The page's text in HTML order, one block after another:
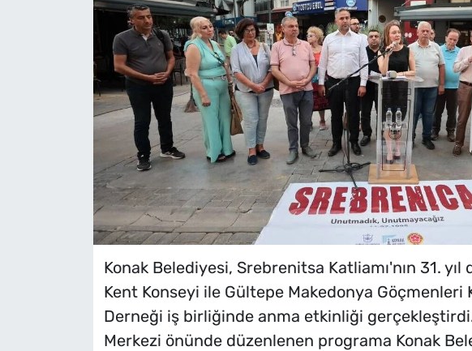
Konak Belediyesi, Srebrenitsa Katliamı'nın 31. yıl
Kent Konseyi ile Gültepe Makedonya Göçmenleri
Derneği iş birliğinde anma etkinliği
Merkezi önünde düzenlenen programa Konak